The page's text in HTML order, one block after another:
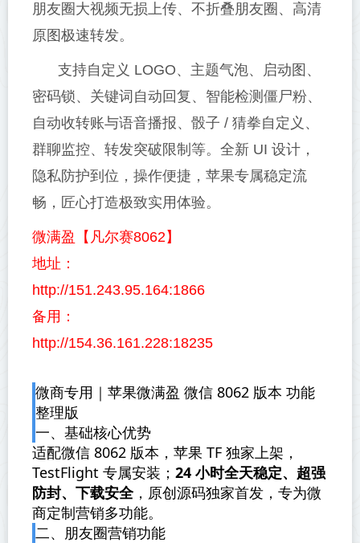
朋友圈大视频无损上传、不折叠朋友圈、高清
原图极速转发。
支持自定义 LOGO、主题气泡、启动图、
密码锁、关键词自动回复、智能检测僵尸粉、
自动收转账与语音播报、骰子 / 猜拳自定义、
群聊监控、转发突破限制等。全新 UI 设计，
隐私防护到位，操作便捷，苹果专属稳定流
畅，匠心打造极致实用体验。
微满盈【凡尔赛8062】
地址：
http://151.243.95.164:1866
备用：
http://154.36.161.228:18235
微商专用｜苹果微满盈 微信 8062 版本 功能
整理版
一、基础核心优势
适配微信 8062 版本，苹果 TF 独家上架，
TestFlight 专属安装； 24 小时全天稳定、超强
防封、下载安全，原创源码独家首发，专为微
商定制营销多功能。
二、朋友圈营销功能